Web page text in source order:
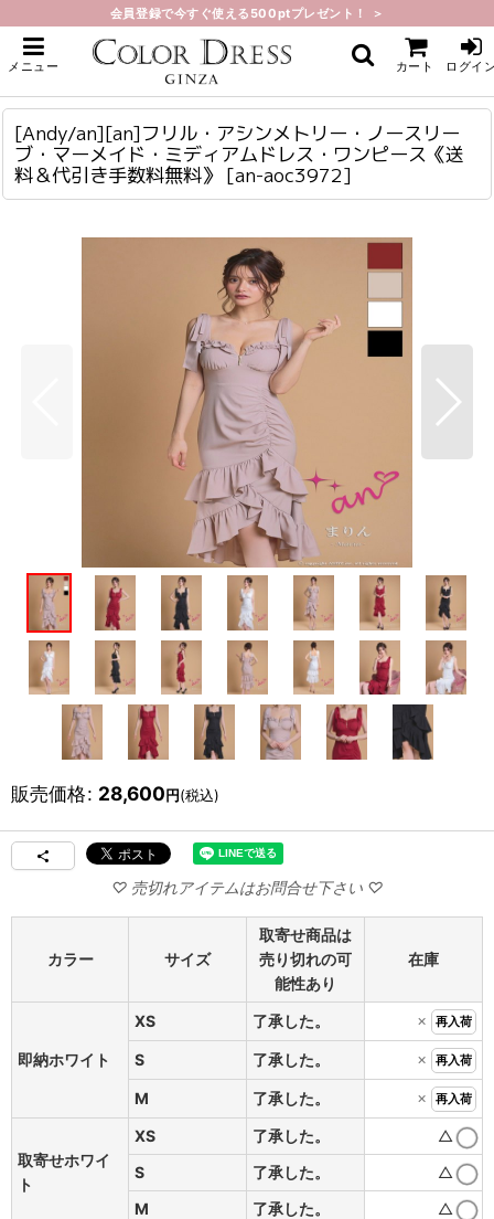
会員登録で今すぐ使える500ptプレゼント！ ＞
メニュー カート ログイ
ホーム > ミディアム
[Andy/an][an]フリル・アシンメトリー・ノースリーブ・マーメイド・ミディア
ムドレス・ワンピース《送料＆代引き手数料無料》
[Andy/an][an]フリル・アシンメトリー・ノースリー
ブ・マーメイド・ミディアムドレス・ワンピース《送
料＆代引き手数料無料》 [an-aoc3972]
販売価格: 28,600円(税込)
カラー サイズ
取寄せ商品は
売り切れの可
能性あり
在庫
即納ホワイト
XS 了承した。 × 再入荷
S 了承した。 × 再入荷
M 了承した。 × 再入荷
取寄せホワイ
ト
XS 了承した。
△
S
了承した。
△
M
了承した。 △